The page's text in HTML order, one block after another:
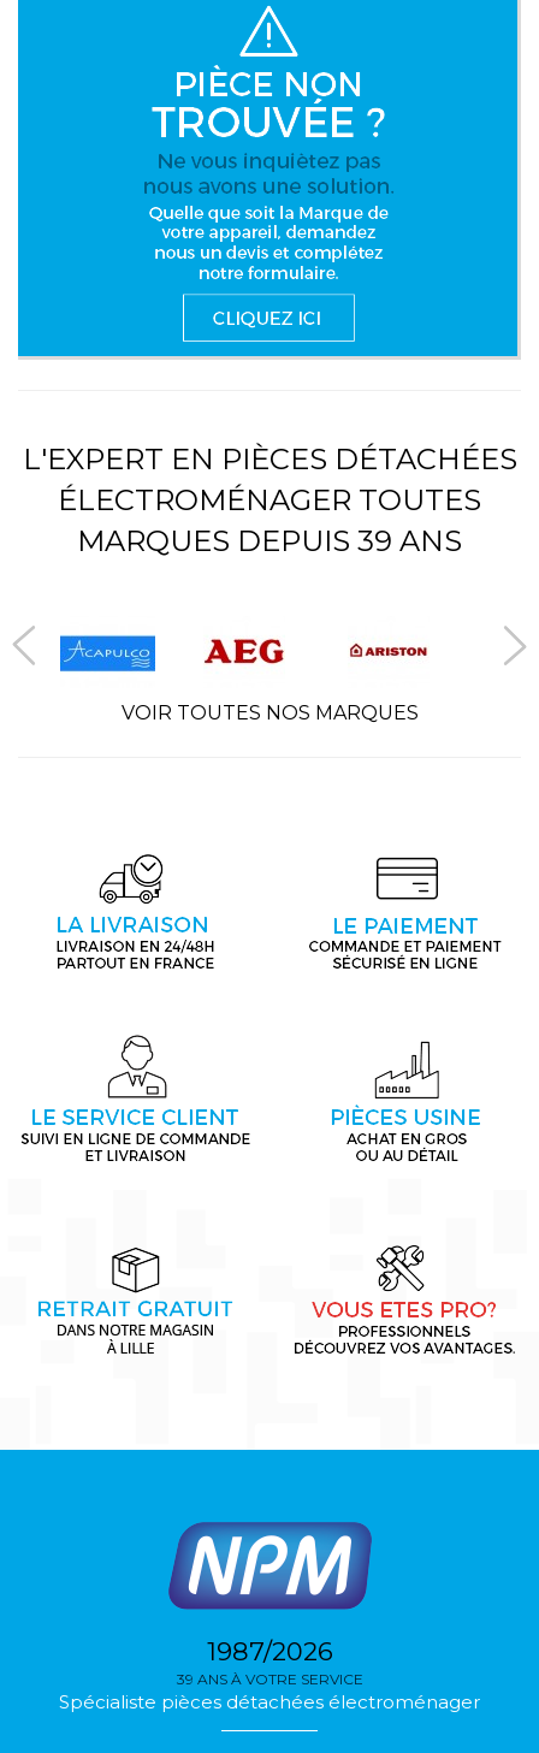
L'EXPERT EN PIÈCES DÉTACHÉES
ÉLECTROMÉNAGER TOUTES
MARQUES DEPUIS 39 ANS
VOIR TOUTES NOS MARQUES
1987/2026
39 ANS À VOTRE SERVICE
Spécialiste pièces détachées électroménager